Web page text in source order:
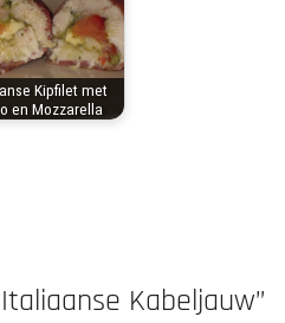
Kipfilet met
en Mozzarella
Kabeljauw”